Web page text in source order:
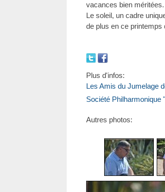
vacances bien méritées.
Le soleil, un cadre
de plus en ce printemps
Plus d'infos:
Les Amis du Jumelage
Société Philharmonique
Autres photos: